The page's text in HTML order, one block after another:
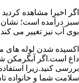
اگر اخیرا مشاهده
سبز درآمده است؛
بوی آب نیز تغییر می
اکسیده شدن لوله
داغ است.اگر آبگرمکن
بررسی کنید.زیرا
سلامت شما و خانواده